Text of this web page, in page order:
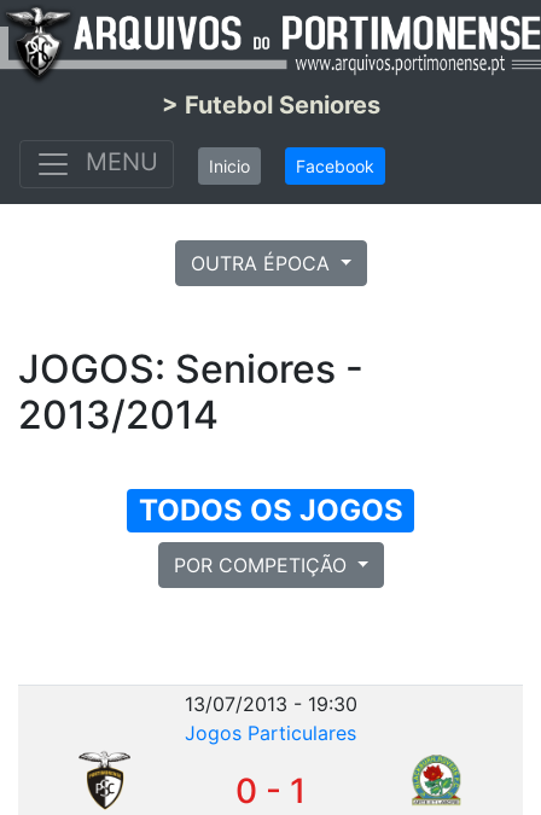
> Futebol Seniores
MENU
Inicio Facebook
OUTRA ÉPOCA
JOGOS: Seniores -
2013/2014
TODOS OS JOGOS
POR COMPETIÇÃO
13/07/2013 - 19:30
Jogos Particulares
0 - 1